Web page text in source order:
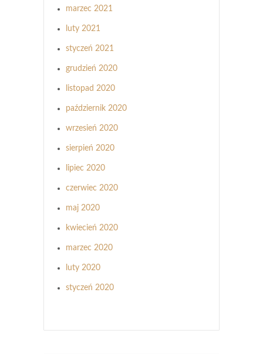
marzec 2021
luty 2021
styczeń 2021
grudzień 2020
listopad 2020
październik 2020
wrzesień 2020
sierpień 2020
lipiec 2020
czerwiec 2020
maj 2020
kwiecień 2020
marzec 2020
luty 2020
styczeń 2020